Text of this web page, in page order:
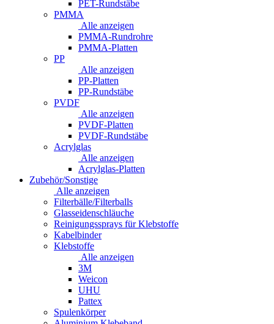
PET-Rundstäbe
PMMA
Alle anzeigen
PMMA-Rundrohre
PMMA-Platten
PP
Alle anzeigen
PP-Platten
PP-Rundstäbe
PVDF
Alle anzeigen
PVDF-Platten
PVDF-Rundstäbe
Acrylglas
Alle anzeigen
Acrylglas-Platten
Zubehör/Sonstige
Alle anzeigen
Filterbälle/Filterballs
Glasseidenschläuche
Reinigungssprays für Klebstoffe
Kabelbinder
Klebstoffe
Alle anzeigen
3M
Weicon
UHU
Pattex
Spulenkörper